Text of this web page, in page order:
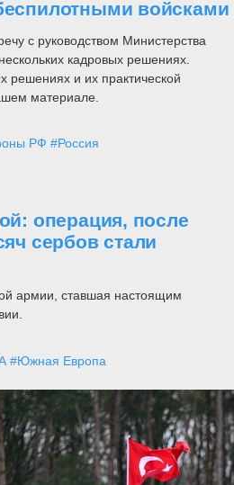
войсками
с руководством Министерства
кадровых решениях.
решениях и их практической
материале.
РФ #Россия
операция, после
сербов стали
армии, ставшая настоящим
#Южная Европа